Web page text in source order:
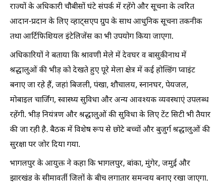
राज्यों के अधिकारी चौबीसों घंटे संपर्क में रहेंगे और सूचना के त्वरित
आदान-प्रदान के लिए व्हाट्सएप ग्रुप के साथ आधुनिक सूचना तकनीक
तथा आर्टिफिशियल इंटेलिजेंस का भी उपयोग किया जाएगा.
अधिकारियों ने बताया कि श्रावणी मेले में देवघर व बासुकीनाथ में
श्रद्धालुओं की भीड़ को देखते हुए पूरे मेला क्षेत्र में कई होल्डिंग प्वाइंट
बनाए जा रहे हैं, जहां बिजली, पंखा, शौचालय, स्नानघर, पेयजल,
मोबाइल चार्जिंग, स्वास्थ्य सुविधा और अन्य आवश्यक व्यवस्थाएं उपलब्ध
रहेंगी. भीड़ नियंत्रण और श्रद्धालुओं की सुविधा के लिए टेंट सिटी भी तैयार
की जा रही है. बैठक में विशेष रूप से छोटे बच्चों और बुजुर्ग श्रद्धालुओं की
सुरक्षा पर जोर दिया गया.
भागलपुर के आयुक्त ने कहा कि भागलपुर, बांका, मुंगेर, जमुई और
झारखंड के सीमावर्ती जिलों के बीच लगातार समन्वय बनाए रखा जाएगा.